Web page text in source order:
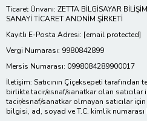
Ticaret Ünvanı: ZETTA BİLGİSAYAR
SANAYİ TİCARET ANONİM ŞİRKETİ
Kayıtlı E-Posta Adresi: [email protected]
Vergi Numarası: 9980842899
Mersis Numarası: 0998084289900017
İletişim: Satıcının Çiçeksepeti
birlikte tacir/esnaf/sanatkar olan satıcılar
tacir/esnaf/sanatkar olmayan satıcılar
bilgisi, ad, soyad ve T.C. kimlik numarası